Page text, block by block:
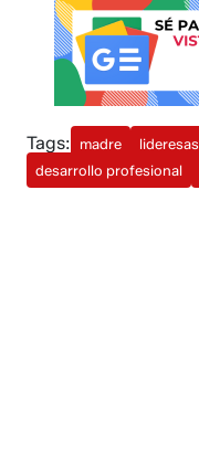
Tags: madre lideresas
desarrollo profesional